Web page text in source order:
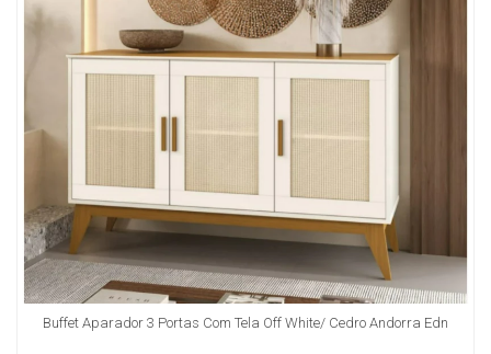
Buffet Aparador 3 Portas Com Tela Off White/ Cedro Andorra Edn